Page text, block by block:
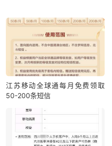
江苏移动全球通每月免费领取
50-200条短信